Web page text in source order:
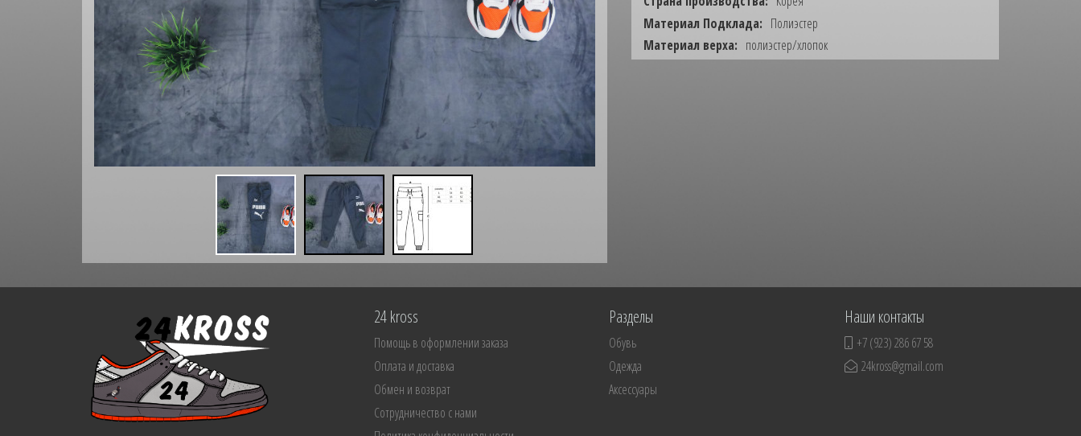
Материал Подклада: Полиэстер
Материал верха: полиэстер/хлопок
24 kross
Помощь в оформлении заказа
Оплата и доставка
Обмен и возврат
Сотрудничество с нами
Разделы
Обувь
Одежда
Аксессуары
Наши контакты
+7 (923) 286 67 58
24kross@gmail.com